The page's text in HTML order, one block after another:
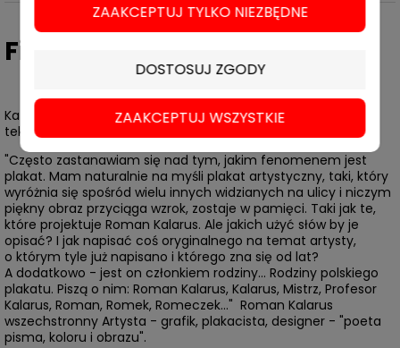
Filip Ciślak,
Katalog twórczości uzupełniony jego biografią, przeplatany
tekstami - jego samego i o nim samym.
"Często zastanawiam się nad tym, jakim fenomenem jest
plakat. Mam naturalnie na myśli plakat artystyczny, taki, który
wyróżnia się spośród wielu innych widzianych na ulicy i niczym
piękny obraz przyciąga wzrok, zostaje w pamięci. Taki jak te,
które projektuje Roman Kalarus. Ale jakich użyć słów by je
opisać? I jak napisać coś oryginalnego na temat artysty,
o którym tyle już napisano i którego zna się od lat?
A dodatkowo - jest on członkiem rodziny... Rodziny polskiego
plakatu. Piszą o nim: Roman Kalarus, Kalarus, Mistrz, Profesor
Kalarus, Roman, Romek, Romeczek..." Roman Kalarus
wszechstronny Artysta - grafik, plakacista, designer - "poeta
pisma, koloru i obrazu".
ZAAKCEPTUJ TYLKO NIEZBĘDNE
DOSTOSUJ ZGODY
ZAAKCEPTUJ WSZYSTKIE